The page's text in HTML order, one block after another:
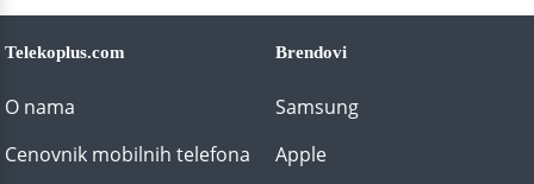
Telekoplus.com
O nama
Cenovnik mobilnih telefona
Brendovi
Samsung
Apple